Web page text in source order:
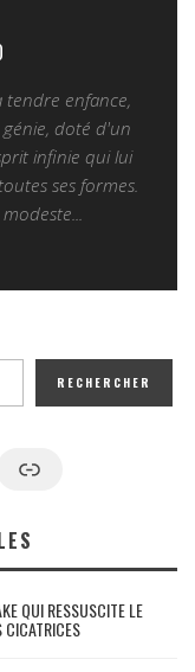
tendre enfance,
doté d'un
infinie qui lui
ses formes.
RECHERCHER
Google News
QUI RESSUSCITE LE
CICATRICES